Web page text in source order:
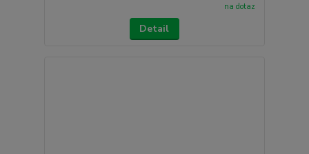
na dotaz
Detail